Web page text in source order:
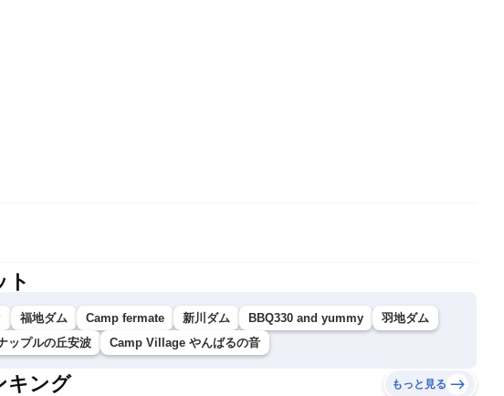
ト
福地ダム Camp fermate 新川ダム BBQ330 and yummy
羽地ダム
ップルの丘安波 Camp Village やんばるの音
キング もっと見る